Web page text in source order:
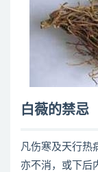
白薇的禁忌
凡伤寒及天行热
亦不消，或下后